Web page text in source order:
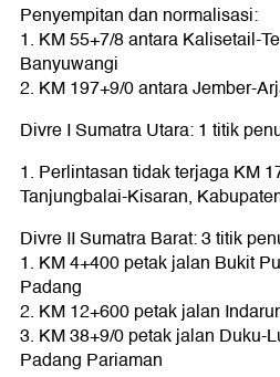
Penyempitan dan normalisasi:
1. KM 55+7/8 antara Kalisetail-
Banyuwangi
2. KM 197+9/0 antara Jember-
Divre I Sumatra Utara: 1 titik
1. Perlintasan tidak terjaga KM
Tanjungbalai-Kisaran,
Divre II Sumatra Barat: 3 titik
1. KM 4+400 petak jalan Bukit
Padang
2. KM 12+600 petak jalan
3. KM 38+9/0 petak jalan Duku-
Padang Pariaman